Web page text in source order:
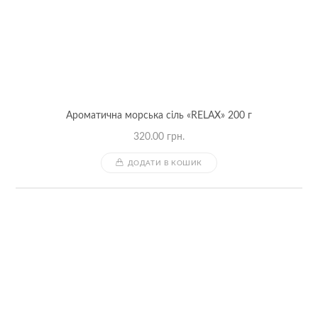
Ароматична морська сіль «RELAX» 200 г
320.00 грн.
ДОДАТИ В КОШИК